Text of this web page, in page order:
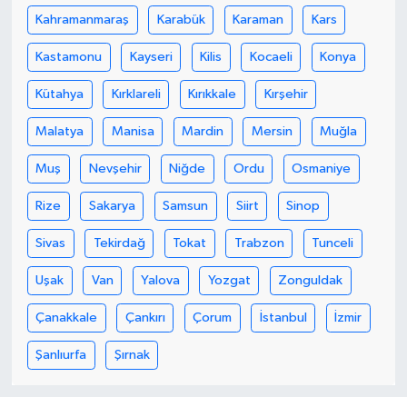
Kahramanmaraş Karabük Karaman Kars
Kastamonu Kayseri Kilis Kocaeli Konya
Kütahya Kırklareli Kırıkkale Kırşehir
Malatya Manisa Mardin Mersin Muğla
Muş Nevşehir Niğde Ordu Osmaniye
Rize Sakarya Samsun Siirt Sinop
Sivas Tekirdağ Tokat Trabzon Tunceli
Uşak Van Yalova Yozgat Zonguldak
Çanakkale Çankırı Çorum İstanbul İzmir
Şanlıurfa Şırnak